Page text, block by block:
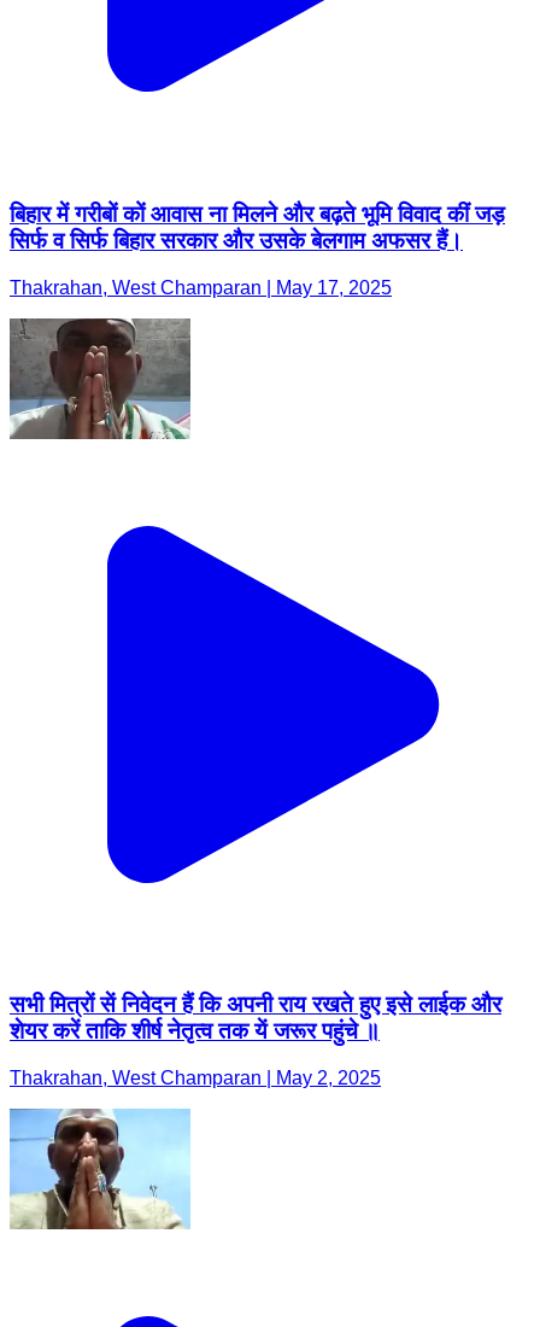
बिहार में गरीबों कों आवास ना मिलने और बढ़ते भूमि विवाद कीं जड़
सिर्फ व सिर्फ बिहार सरकार और उसके बेलगाम अफसर हैं।
Thakrahan, West Champaran | May 17, 2025
सभी मित्रों सें निवेदन हैं कि अपनी राय रखते हुए इसे लाईक और
शेयर करें ताकि शीर्ष नेतृत्व तक यें जरूर पहुंचे ॥
Thakrahan, West Champaran | May 2, 2025